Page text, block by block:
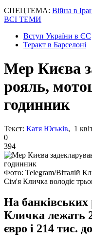
СПЕЦТЕМА: Війна в
ВСІ ТЕМИ
Вступ України в ЄС
Теракт в Барселоні
Мер Києва
рояль,
годинник
Текст: Катя Юськів, 1
0
394
Фото: Telegram/Віталій
Сім'я Кличка володіє
На банківських
Кличка лежать
євро і 214 тис.